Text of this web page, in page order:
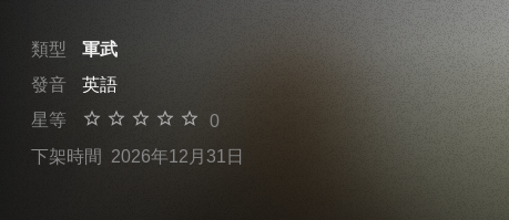
類型
軍武
發音
英語
星等
0
下架時間 2026年12月31日